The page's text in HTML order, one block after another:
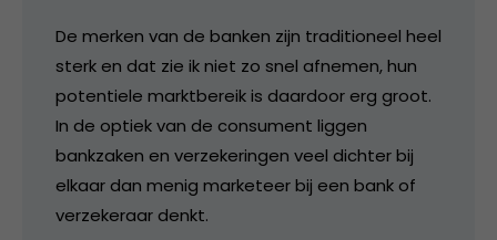
De merken van de banken zijn traditioneel heel
sterk en dat zie ik niet zo snel afnemen, hun
potentiele marktbereik is daardoor erg groot.
In de optiek van de consument liggen
bankzaken en verzekeringen veel dichter bij
elkaar dan menig marketeer bij een bank of
verzekeraar denkt.